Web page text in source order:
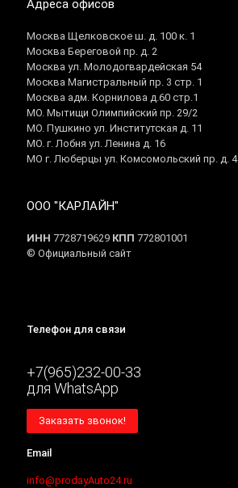
Адреса офисов
Москва Щелковское ш. д. 100 к. 1
Москва Береговой пр. д. 2
Москва ул. Молодогвардейская 54
Москва Магистральный пр. 3 стр. 1
Москва адм. Корнилова д.60 стр.1
МО. Мытищи Олимпийский пр. 29/2
МО. Пушкино ул. Институтская д. 11
МО. г. Лобня ул. Ленина д. 16
МО г. Люберцы ул. Комсомольский пр. д. 4
ООО "КАРЛАЙН"
ИНН 7728719629 КПП 772801001
© Официальный сайт
Телефон для связи
+7(965)232-00-33
для WhatsApp
Заказать звонок!
Email
info@prodayAuto24.ru